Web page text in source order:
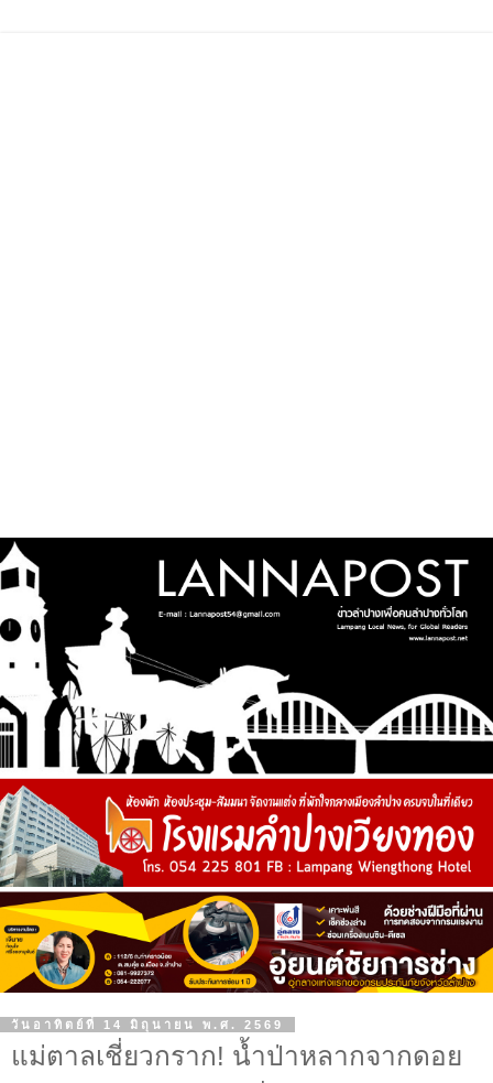
วันอาทิตย์ที่ 14 มิถุนายน พ.ศ. 2569
แม่ตาลเชี่ยวกราก! น้ำป่าหลากจากดอย